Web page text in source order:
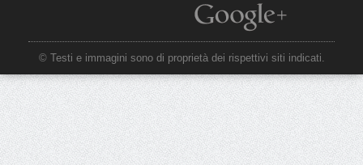
© Testi e immagini sono di proprietà dei rispettivi siti indicati.